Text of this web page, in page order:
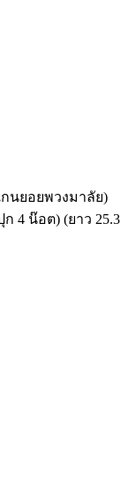
กนยอยพวงมาลัย)
4 น๊อต) (ยาว 25.3